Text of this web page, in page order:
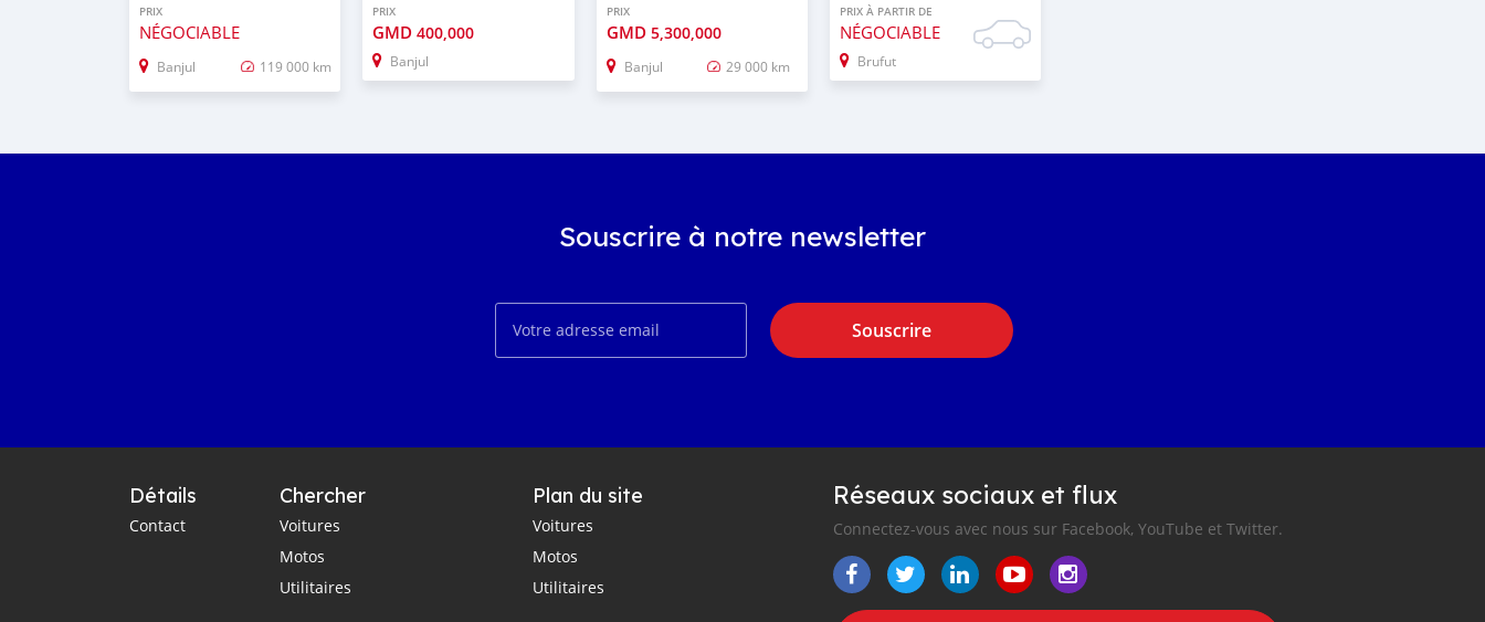
PRIX
NÉGOCIABLE
Banjul 119 000 km
PRIX
GMD400,000
Banjul
PRIX
GMD 5,300,000
Banjul 29 000 km
PRIX À PARTIR DE
NÉGOCIABLE
Brufut
Souscrire à notre newsletter
Souscrire
Détails
Contact
Chercher
Voitures
Motos
Utilitaires
Plan du site
Voitures
Motos
Utilitaires
Réseaux sociaux et flux
Connectez-vous avec nous sur Facebook, YouTube et Twitter.